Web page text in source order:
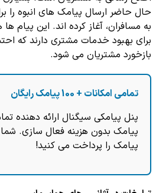
حال حاضر ارسال پیامک های انبوه را
به مسافران، آغاز کرده اند. این پیام
برای بهبود خدمات مشتری دارند که
بازخورد مشتریان می ‌شود.
تمامی امکانات + 100 پیامک رایگان
پنل پیامکی سیگنال ارائه دهنده
پیامک بدون هزینه فعال سازی. شما
پیامک را پرداخت می کنید!